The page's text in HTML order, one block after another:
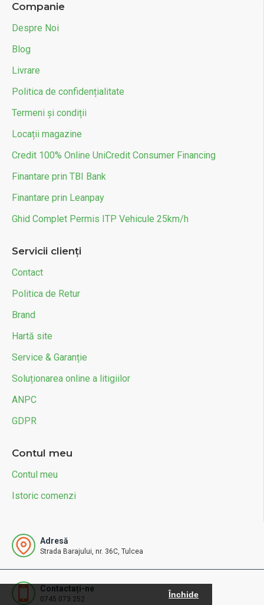
Închide
Companie
Despre Noi
Blog
Livrare
Politica de confidențialitate
Termeni și condiții
Locații magazine
Credit 100% Online UniCredit Consumer Financing
Finantare prin TBI Bank
Finantare prin Leanpay
Ghid Complet Permis ITP Vehicule 25km/h
Servicii clienți
Contact
Politica de Retur
Brand
Hartă site
Service & Garanție
Soluționarea online a litigiilor
ANPC
GDPR
Contul meu
Contul meu
Istoric comenzi
Adresă
Strada Barajului, nr. 36C, Tulcea
Contactați-ne
0745.073.252